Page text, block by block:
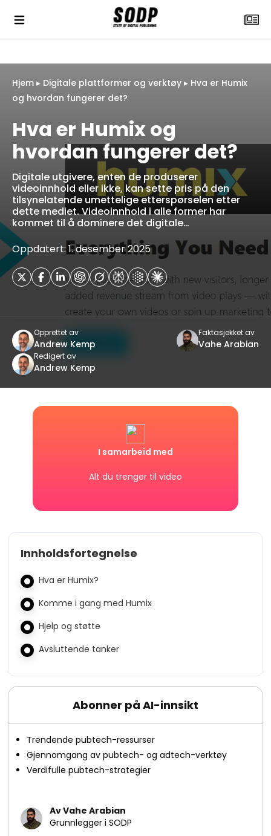
Hjem ▸ Digitale plattformer og verktøy ▸ Hva er Humix
og hvordan fungerer det?
Hva er Humix og
hvordan fungerer det?
Digitale utgivere, enten de produserer
videoinnhold eller ikke, kan sette pris på den
tilsynelatende umettelige etterspørselen etter
dette mediet. Videoinnhold i alle former har
kommet til å dominere det digitale…
Oppdatert: 1. desember 2025
Opprettet av
Andrew Kemp
Faktasjekket av
Vahe Arabian
Redigert av
Andrew Kemp
I samarbeid med
Alt du trenger til video
Innholdsfortegnelse
Hva er Humix?
Komme i gang med Humix
Hjelp og støtte
Avsluttende tanker
Abonner på AI-innsikt
Trendende pubtech-ressurser
Gjennomgang av pubtech- og adtech-verktøy
Verdifulle pubtech-strategier
Av Vahe Arabian
Grunnlegger i SODP